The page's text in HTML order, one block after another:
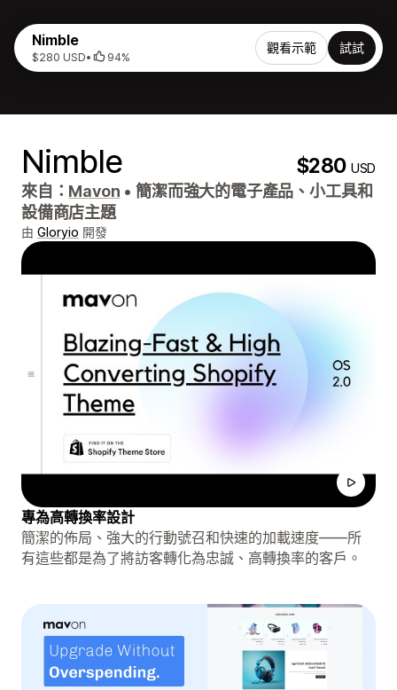
Nimble
$280 USD• 94%
觀看示範 試試
Nimble $280USD
來自： Mavon • 簡潔而強大的電子產品、小工具和
設備商店主題
由 Gloryio 開發
專為高轉換率設計
簡潔的佈局、強大的行動號召和快速的加載速度——所
有這些都是為了將訪客轉化為忠誠、高轉換率的客戶。